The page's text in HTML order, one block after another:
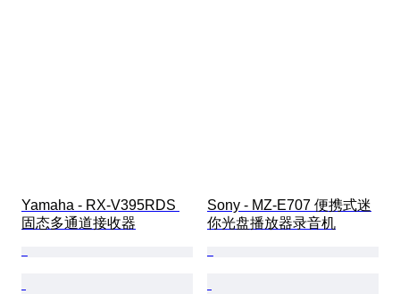
Yamaha - RX-V395RDS
固态多通道接收器
Sony - MZ-E707 便携式迷
你光盘播放器录音机